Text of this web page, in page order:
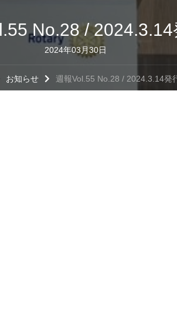
No.28 / 2024.3.14
2024年03月30日
お知らせ 週報Vol.55 No.28 / 2024.3.14発